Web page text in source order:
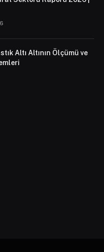
Altı Altının Ölçümü ve